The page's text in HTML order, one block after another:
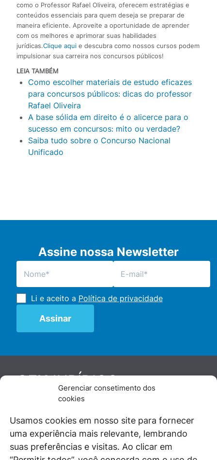
Gerenciar consetimento dos
cookies
Usamos cookies em nosso site para fornecer
uma experiência mais relevante, lembrando
suas preferências e visitas. Ao clicar em
como o Professor Rafael Oliveira, oferecem estratégias e
conteúdos essenciais para quem deseja se preparar de
maneira eficiente. Aproveite a oportunidade de aprender
com os melhores e aprimorar suas habilidades
jurídicas.Clique aquie descubra como nossos cursos podem
impulsionar sua carreira nos concursos públicos!
LEIA TAMBÉM
Como escolher materiais de estudo eficazes
para concursos públicos: dicas do professor
Rafael Oliveira
A base sólida em direito é o alicerce para o
sucesso em concursos: mito ou verdade?
Saiba tudo sobre o Concurso Nacional
Unificado
Assine nossa Newsletter
Li e aceito a Política de privacidade
GENJURÍDICO
De maneira independente, os autores e
juristas e doutrinadores nacionais, se posicionam
diante de questões relevantes do cotidiano e
universo jurídico.